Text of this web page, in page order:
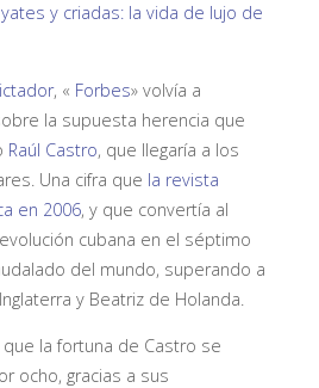
y criadas: la vida de lujo de
, « Forbes» volvía a
la supuesta herencia que
Raúl Castro, que llegaría a los
Una cifra que la revista
en 2006, y que convertía al
cubana en el séptimo
del mundo, superando a
y Beatriz de Holanda.
que la fortuna de Castro se
ocho, gracias a sus